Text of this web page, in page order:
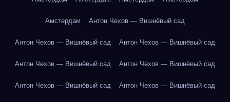
Амстердам Антон Чехов — Вишнёвый сад
Антон Чехов — Вишнёвый сад Антон Чехов — Вишнёвый сад
Антон Чехов — Вишнёвый сад Антон Чехов — Вишнёвый сад
Антон Чехов — Вишнёвый сад Антон Чехов — Вишнёвый сад